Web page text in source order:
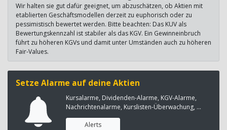
Wir halten sie gut dafür geeignet, um abzuschätzen, ob Aktien mit
etablierten Geschäftsmodellen derzeit zu euphorisch oder zu
pessimistisch bewertet werden. Bitte beachten: Das KUV als
Bewertungskennzahl ist stabiler als das KGV. Ein Gewinneinbruch
führt zu höheren KGVs und damit unter Umständen auch zu höheren
Fair-Values.
Setze Alarme auf deine Aktien
Kursalarme, Dividenden-Alarme, KGV-Alarme,
Nachrichtenalarme, Kurslisten-Überwachung, ...
Alerts